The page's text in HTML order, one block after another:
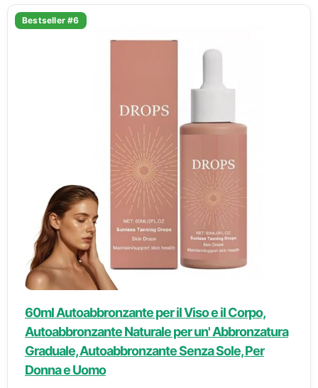
Bestseller #6
60ml Autoabbronzante per il Viso e il Corpo,
Autoabbronzante Naturale per un' Abbronzatura
Graduale, Autoabbronzante Senza Sole, Per
Donna e Uomo